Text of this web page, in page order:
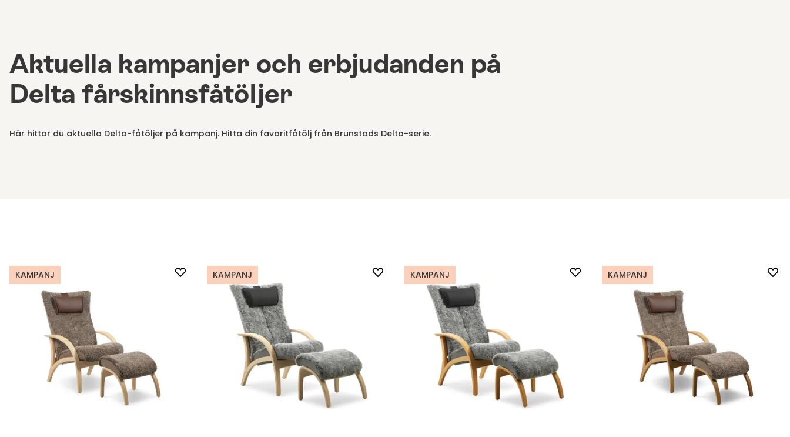
Aktuella kampanjer och erbjudanden på
Delta fårskinnsfåtöljer
Här hittar du aktuella Delta-fåtöljer på kampanj. Hitta din favoritfåtölj från Brunstads Delta-serie.
KAMPANJ KAMPANJ KAMPANJ KAMPANJ